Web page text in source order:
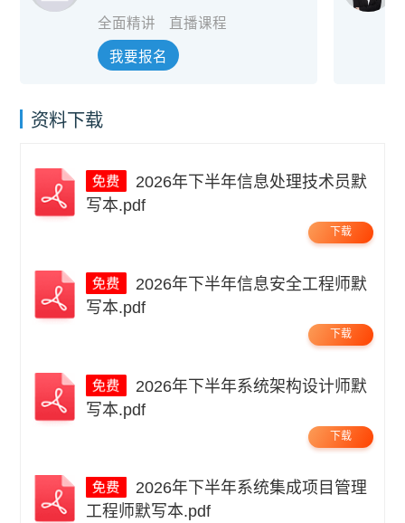
全面精讲 直播课程
我要报名
资料下载
写本.pdf
下载
写本.pdf
下载
写本.pdf
下载
工程师默写本.pdf